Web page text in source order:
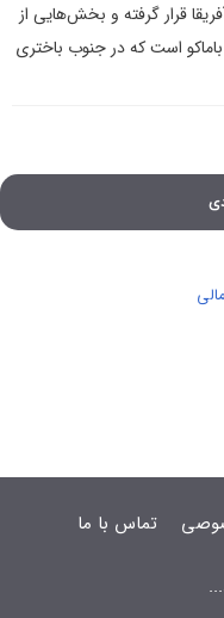
قرار گرفته و بخش‌هایی از
است که در جنوب باختری
تماس با ما